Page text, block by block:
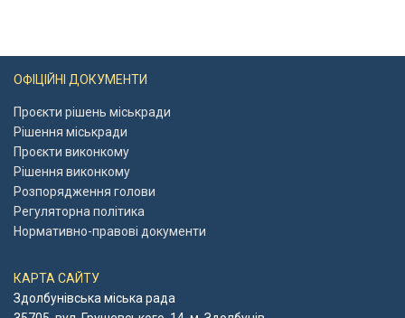
ОФІЦІЙНІ ДОКУМЕНТИ
Проєкти рішень міськради
Рішення міськради
Проєкти виконкому
Рішення виконкому
Розпорядження голови
Регуляторна політика
Нормативно-правові документи
КАРТА САЙТУ
Здолбунівська міська рада